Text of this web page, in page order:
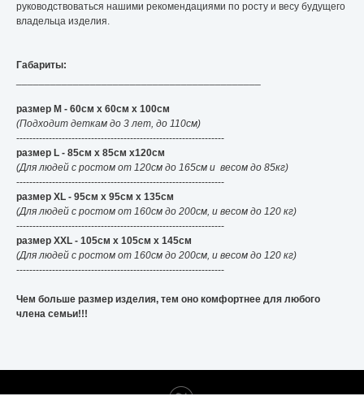
руководствоваться нашими рекомендациями по росту и весу будущего
владельца изделия.
Габариты:
размер М - 60см x 60см x 100см
(Подходит деткам до 3 лет, до 110см)
----------------------------------------------------------------
размер L - 85см x 85см x120см
(Для людей с ростом от 120см до 165см и весом до 85кг)
----------------------------------------------------------------
размер XL - 95см x 95см x 135см
(Для людей с ростом от 160см до 200см, и весом до 120 кг)
----------------------------------------------------------------
размер XXL - 105см x 105см x 145см
(Для людей с ростом от 160см до 200см, и весом до 120 кг)
----------------------------------------------------------------
Чем больше размер изделия, тем оно комфортнее для любого
члена семьи!!!